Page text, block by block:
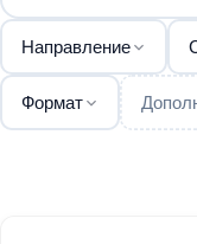
Направление
Формат